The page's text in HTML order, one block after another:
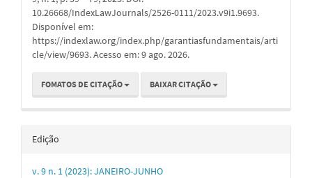
10.26668/IndexLawJournals/2526-0111/2023.v9i1.9693.
Disponível em:
https://indexlaw.org/index.php/garantiasfundamentais/arti
cle/view/9693. Acesso em: 9 ago. 2026.
FOMATOS DE CITAÇÃO BAIXAR CITAÇÃO
Edição
v. 9 n. 1 (2023): JANEIRO-JUNHO